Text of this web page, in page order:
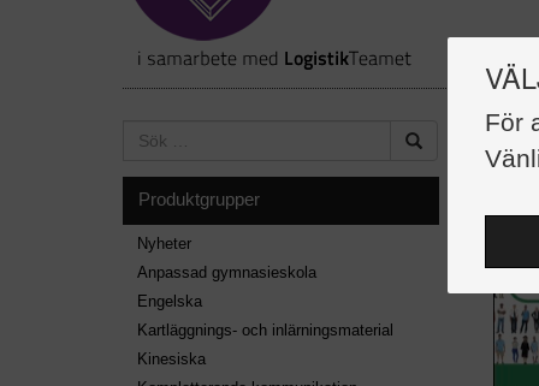
För
Produktgrupper
Nyheter
Anpassad gymnasieskola
Engelska
Kartläggnings- och inlärningsmaterial
Kinesiska
Visar